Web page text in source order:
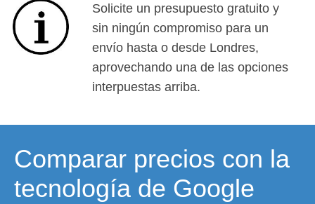
Solicite un presupuesto gratuito y
sin ningún compromiso para un
envío hasta o desde Londres,
aprovechando una de las opciones
interpuestas arriba.
Comparar precios con la
tecnología de Google